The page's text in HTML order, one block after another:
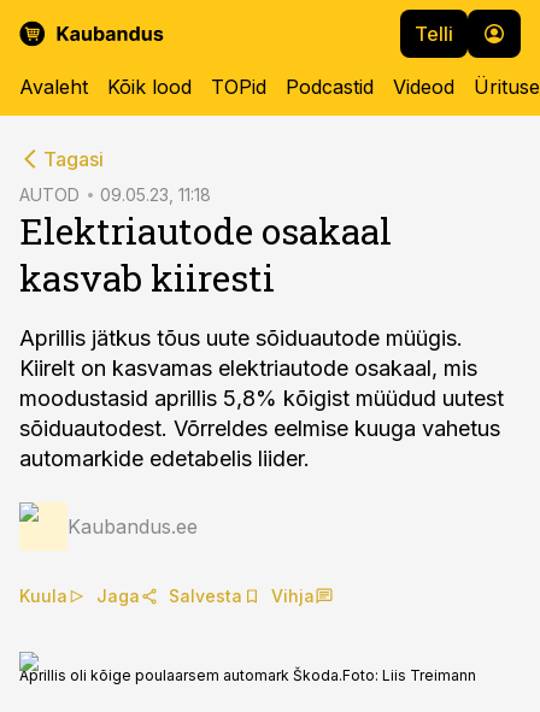
Telli
Avaleht Kõik lood TOPid Podcastid Videod
Tagasi
AUTOD 09.05.23, 11:18
Elektriautode osakaal
kasvab kiiresti
Aprillis jätkus tõus uute sõiduautode müügis.
Kiirelt on kasvamas elektriautode osakaal, mis
moodustasid aprillis 5,8% kõigist müüdud uutest
sõiduautodest. Võrreldes eelmise kuuga vahetus
automarkide edetabelis liider.
Kaubandus.ee
Kuula Jaga Salvesta Vihja
Aprillis oli kõige poulaarsem automark Škoda.Foto: Liis Treimann